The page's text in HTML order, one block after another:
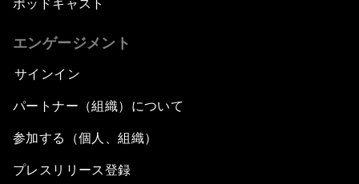
ポッドキャスト
エンゲージメント
サインイン
パートナー（組織）について
参加する（個人、組織）
プレスリリース登録